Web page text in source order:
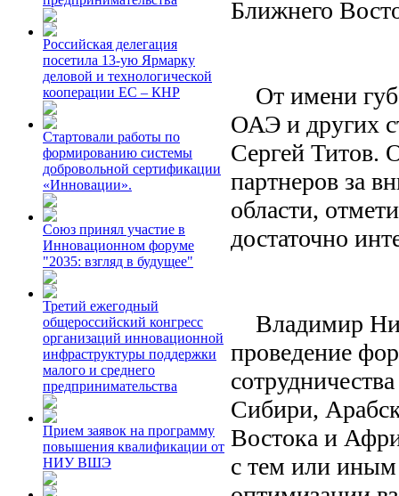
Российская делегация
посетила 13-ую Ярмарку
деловой и технологической
кооперации ЕС – КНР
Стартовали работы по
формированию системы
добровольной сертификации
«Инновации».
Союз принял участие в
Инновационном форуме
"2035: взгляд в будущее"
Третий ежегодный
общероссийский конгресс
организаций инновационной
инфраструктуры поддержки
малого и среднего
предпринимательства
Прием заявок на программу
повышения квалификации от
НИУ ВШЭ
Ближнего
От имени
ОАЭ и других
Сергей Титов.
партнеров за
области,
достаточно
Владимир
проведение
Сибири,
Востока и
с тем или иным